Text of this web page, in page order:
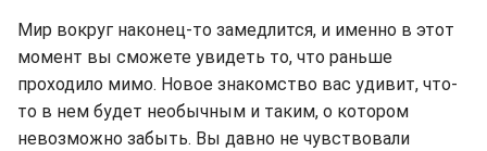
Мир вокруг наконец-то замедлится, и именно в этот
момент вы сможете увидеть то, что раньше
проходило мимо. Новое знакомство вас удивит, что-
то в нем будет необычным и таким, о котором
невозможно забыть. Вы давно не чувствовали